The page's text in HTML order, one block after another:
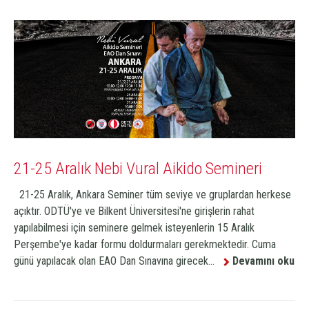
21-25 Aralık Nebi Vural Aikido Semineri
21-25 Aralık, Ankara Seminer tüm seviye ve gruplardan herkese
açıktır. ODTÜ'ye ve Bilkent Üniversitesi'ne girişlerin rahat
yapılabilmesi için seminere gelmek isteyenlerin 15 Aralık
Perşembe'ye kadar formu doldurmaları gerekmektedir. Cuma
günü yapılacak olan EAO Dan Sınavına girecek...
Devamını oku